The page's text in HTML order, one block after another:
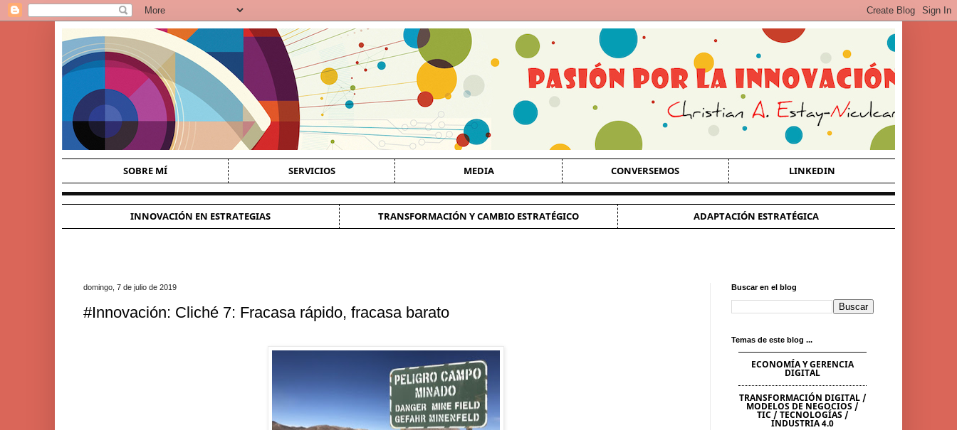
SOBRE MÍ SERVICIOS MEDIA CONVERSEMOS LINKEDIN
INNOVACIÓN EN ESTRATEGIAS TRANSFORMACIÓN Y CAMBIO ESTRATÉGICO ADAPTACIÓN ESTRATÉGICA
domingo, 7 de julio de 2019
#Innovación: Cliché 7: Fracasa rápido, fracasa barato
Buscar en el blog
Temas de este blog ...
ECONOMÍA Y GERENCIA
DIGITAL
TRANSFORMACIÓN DIGITAL /
MODELOS DE NEGOCIOS /
TIC / TECNOLOGÍAS /
INDUSTRIA 4.0